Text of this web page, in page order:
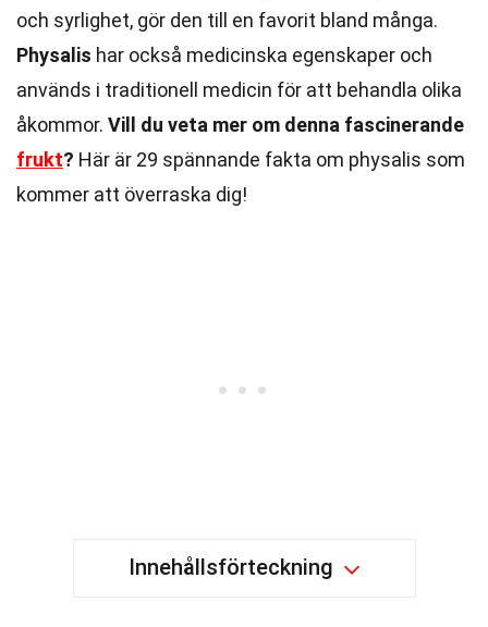
och syrlighet, gör den till en favorit bland många.
Physalis har också medicinska egenskaper och
används i traditionell medicin för att behandla olika
åkommor. Vill du veta mer om denna fascinerande
frukt? Här är 29 spännande fakta om physalis som
kommer att överraska dig!
Innehållsförteckning